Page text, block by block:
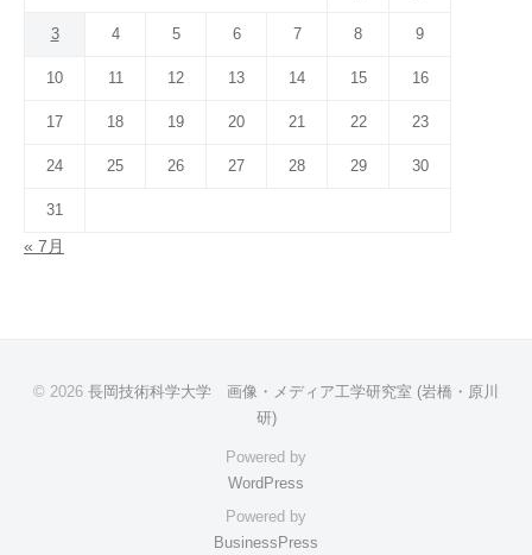
3 4 5 6 7 8 9
10 11 12 13 14 15 16
17 18 19 20 21 22 23
24 25 26 27 28 29 30
31
« 7月
© 2026 長岡技術科学大学 画像・メディア工学研究室 (岩橋・原川
研)
Powered by
WordPress
Powered by
BusinessPress